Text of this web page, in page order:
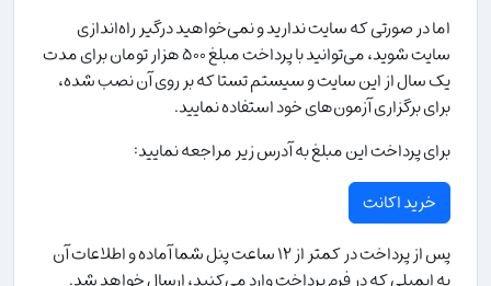
اما در صورتی که سایت ندارید و نمی‌خواهید درگیر راه‌اندازی
سایت شوید، می‌توانید با پرداخت مبلغ ۵۰۰ هزار تومان برای مدت
یک سال از این سایت و سیستم تستا که بر روی آن نصب شده،
برای برگزاری آزمون‌های خود استفاده نمایید.
برای پرداخت این مبلغ به آدرس زیر مراجعه نمایید:
خرید اکانت
پس از پرداخت در کمتر از ۱۲ ساعت پنل شما آماده و اطلاعات آن
به ایمیلی که در فرم پرداخت وارد می‌کنید، ارسال خواهد شد.